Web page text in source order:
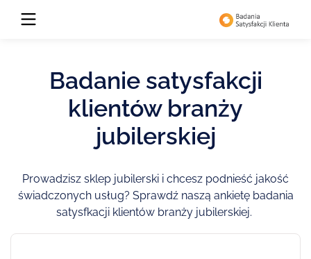
Badanie satysfakcji
klientów branży
jubilerskiej
Prowadzisz sklep jubilerski i chcesz podnieść jakość
świadczonych usług? Sprawdź naszą ankietę badania
satysfkacji klientów branży jubilerskiej.